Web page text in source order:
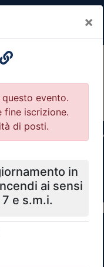
×
per Ordini e
dei filtri ricerca